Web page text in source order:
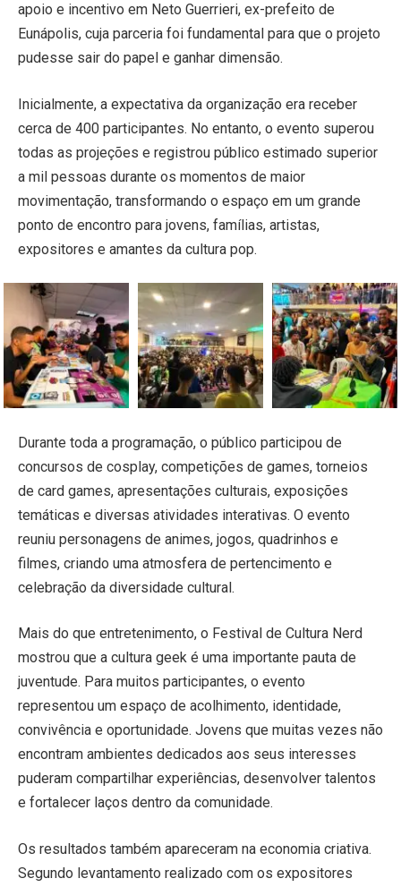
apoio e incentivo em Neto Guerrieri, ex-prefeito de
Eunápolis, cuja parceria foi fundamental para que o projeto
pudesse sair do papel e ganhar dimensão.
Inicialmente, a expectativa da organização era receber
cerca de 400 participantes. No entanto, o evento superou
todas as projeções e registrou público estimado superior
a mil pessoas durante os momentos de maior
movimentação, transformando o espaço em um grande
ponto de encontro para jovens, famílias, artistas,
expositores e amantes da cultura pop.
Durante toda a programação, o público participou de
concursos de cosplay, competições de games, torneios
de card games, apresentações culturais, exposições
temáticas e diversas atividades interativas. O evento
reuniu personagens de animes, jogos, quadrinhos e
filmes, criando uma atmosfera de pertencimento e
celebração da diversidade cultural.
Mais do que entretenimento, o Festival de Cultura Nerd
mostrou que a cultura geek é uma importante pauta de
juventude. Para muitos participantes, o evento
representou um espaço de acolhimento, identidade,
convivência e oportunidade. Jovens que muitas vezes não
encontram ambientes dedicados aos seus interesses
puderam compartilhar experiências, desenvolver talentos
e fortalecer laços dentro da comunidade.
Os resultados também apareceram na economia criativa.
Segundo levantamento realizado com os expositores